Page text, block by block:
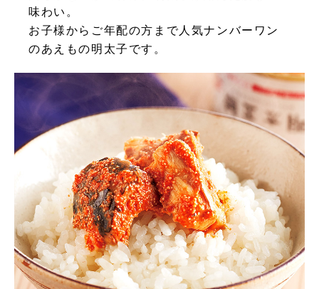
味わい。
お子様からご年配の方まで人気ナンバーワン
のあえもの明太子です。